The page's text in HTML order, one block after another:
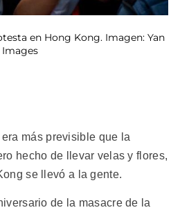
en Hong Kong. Imagen: Yan
Images
más previsible que la
hecho de llevar velas y flores,
se llevó a la gente.
de la masacre de la